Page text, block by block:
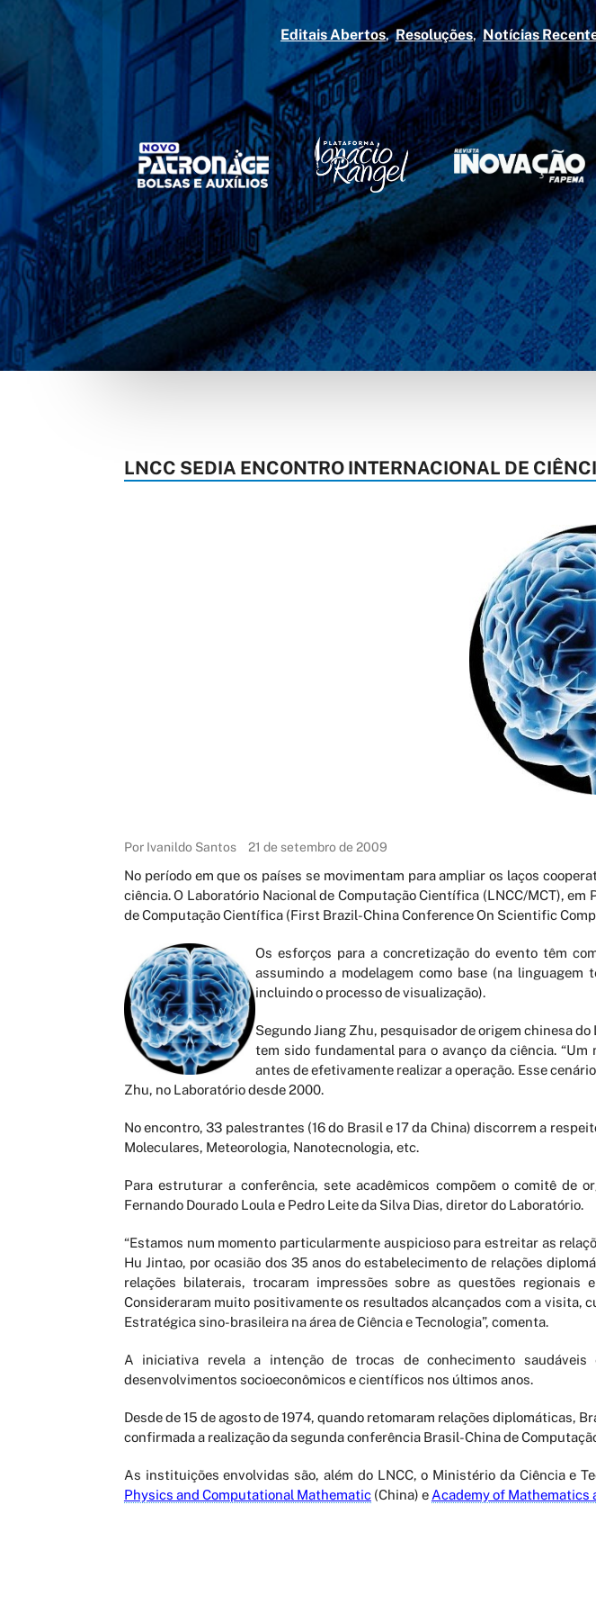
Editais Abertos Resoluções Notícias
LNCC SEDIA ENCONTRO INTERNACIONAL DE
Por Ivanildo Santos 21 de setembro de 2009
No período em que os países se movimentam para ampliar os laços
ciência. O Laboratório Nacional de Computação Científica (LNCC/MCT),
de Computação Científica (First Brazil-China Conference On Scientific
Os esforços para a concretização do evento têm
assumindo a modelagem como base (na
incluindo o processo de visualização).
Segundo Jiang Zhu, pesquisador de origem chinesa
tem sido fundamental para o avanço da ciência.
antes de efetivamente realizar a operação. Esse
Zhu, no Laboratório desde 2000.
No encontro, 33 palestrantes (16 do Brasil e 17 da China) discorrem a
Moleculares, Meteorologia, Nanotecnologia, etc.
Para estruturar a conferência, sete acadêmicos compõem o comitê de
Fernando Dourado Loula e Pedro Leite da Silva Dias, diretor do Laboratório.
“Estamos num momento particularmente auspicioso para estreitar as
Hu Jintao, por ocasião dos 35 anos do estabelecimento de relações
relações bilaterais, trocaram impressões sobre as questões
Consideraram muito positivamente os resultados alcançados com a visita,
Estratégica sino-brasileira na área de Ciência e Tecnologia”, comenta.
A iniciativa revela a intenção de trocas de conhecimento
desenvolvimentos socioeconômicos e científicos nos últimos anos.
Desde de 15 de agosto de 1974, quando retomaram relações diplomáticas,
confirmada a realização da segunda conferência Brasil-China de
As instituições envolvidas são, além do LNCC, o Ministério da Ciência e
Physics and Computational Mathematic(China) e Academy of Mathematics